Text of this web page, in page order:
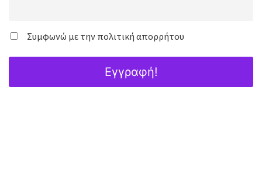
Συμφωνώ με την πολιτική απορρήτου